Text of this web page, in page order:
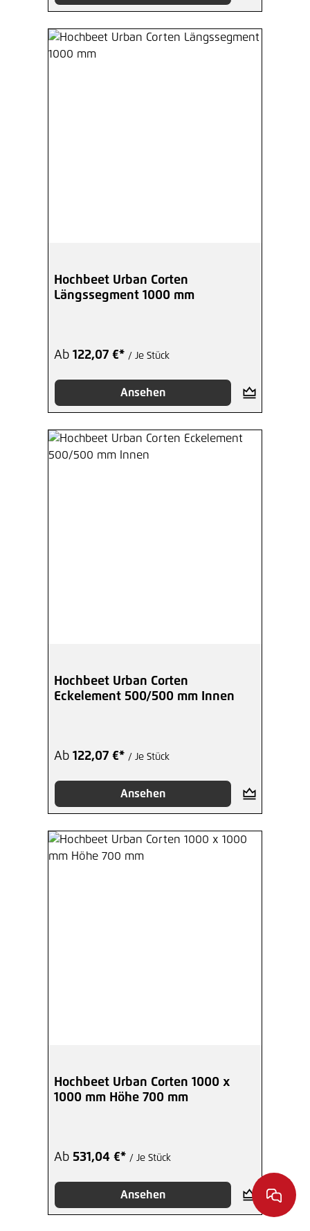
Hochbeet Urban Corten
Längssegment 1000 mm
Ab 122,07 €* / Je Stück
Ansehen
Hochbeet Urban Corten
Eckelement 500/500 mm Innen
Ab 122,07 €* / Je Stück
Ansehen
Hochbeet Urban Corten 1000 x
1000 mm Höhe 700 mm
Ab 531,04 €* / Je Stück
Ansehen